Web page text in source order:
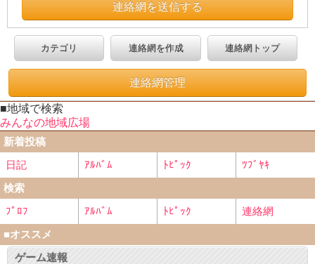
連絡網を送信する
カテゴリ 連絡網を作成 連絡網トップ
連絡網管理
■地域で検索
みんなの地域広場
新着投稿
日記
ｱﾙﾊﾞﾑ ﾄﾋﾟｯｸ
ﾂﾌﾞﾔｷ
検索
ﾌﾟﾛﾌ
ｱﾙﾊﾞﾑ ﾄﾋﾟｯｸ
連絡網
■オススメ
ゲーム速報